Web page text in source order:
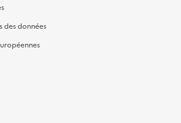
des données